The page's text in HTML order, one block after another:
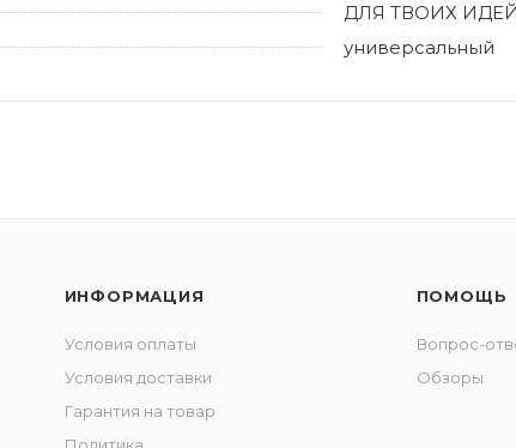
ДЛЯ ТВОИХ
универсальный
ИНФОРМАЦИЯ
Условия оплаты
Условия доставки
Гарантия на товар
ПОМОЩЬ
Вопрос-
Обзоры